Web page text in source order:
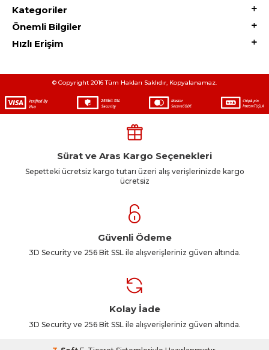
Kategoriler
Önemli Bilgiler
Hızlı Erişim
© Copyright 2016 Tüm Hakları Saklıdır, Kopyalanamaz.
Sürat ve Aras Kargo Seçenekleri
Sepetteki ücretsiz kargo tutarı üzeri alış verişlerinizde kargo
ücretsiz
Güvenli Ödeme
3D Security ve 256 Bit SSL ile alışverişleriniz güven altında.
Kolay İade
3D Security ve 256 Bit SSL ile alışverişleriniz güven altında.